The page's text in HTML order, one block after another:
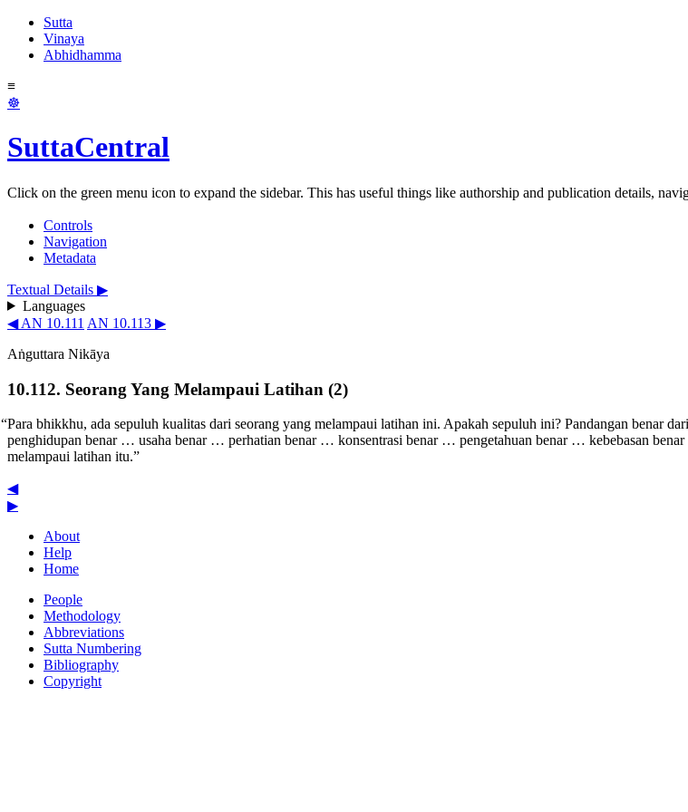
Sutta
Vinaya
Abhidhamma
≡
☸
SuttaCentral
Click on the green menu icon to expand the sidebar. This has useful things like authorship and publication details,
Controls
Navigation
Metadata
Textual Details ▶
Languages
◀ AN 10.111 AN 10.113 ▶
Aṅguttara Nikāya
10.112. Seorang Yang Melampaui Latihan (2)
“Para bhikkhu, ada sepuluh kualitas dari seorang yang melampaui latihan ini. Apakah sepuluh ini? Pandangan benar
penghidupan benar … usaha benar … perhatian benar … konsentrasi benar … pengetahuan benar … kebebasan
melampaui latihan itu.”
◀
▶
About
Help
Home
People
Methodology
Abbreviations
Sutta Numbering
Bibliography
Copyright